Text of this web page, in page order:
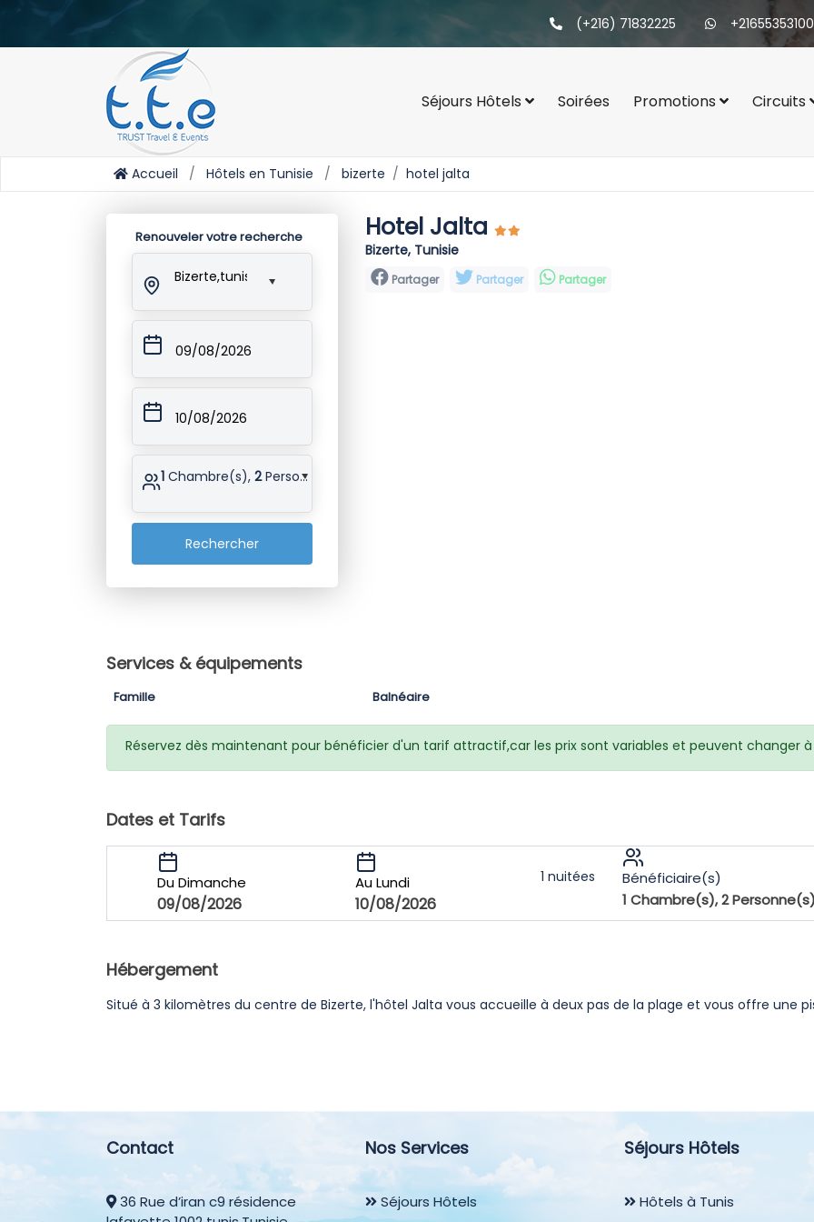
(+216) 71832225 +21655353100
Séjours Hôtels Soirées Promotions Circuits
Accueil Hôtels en Tunisie bizerte hotel jalta
Renouveler votre recherche
Bizerte,tunisie
09/08/2026
10/08/2026
1 Chambre(s),2Personne(s)
Rechercher
Hotel Jalta
Bizerte, Tunisie
Partager Partager Partager
Services & équipements
Famille Balnéaire
Réservez dès maintenant pour bénéficier d'un tarif attractif,car les prix sont variables et peuvent changer
Dates et Tarifs
Du Dimanche
09/08/2026
Au Lundi
10/08/2026
1 nuitées
Bénéficiaire(s)
1 Chambre(s),2Personne(s)
Hébergement
Situé à 3 kilomètres du centre de Bizerte, l'hôtel Jalta vous accueille à deux pas de la plage et vous offre une
Contact
36 Rue d’iran c9 résidence
Nos Services
Séjours Hôtels
Séjours Hôtels
Hôtels à Tunis